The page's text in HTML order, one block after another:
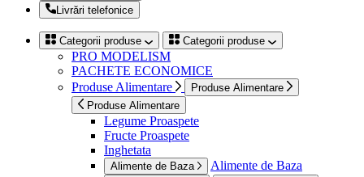
Livrări telefonice
Categorii produse Categorii produse
PRO MODELISM
PACHETE ECONOMICE
Produse Alimentare
Produse Alimentare
Produse Alimentare
Legume Proaspete
Fructe Proaspete
Inghetata
Alimente de Baza Alimente de Baza